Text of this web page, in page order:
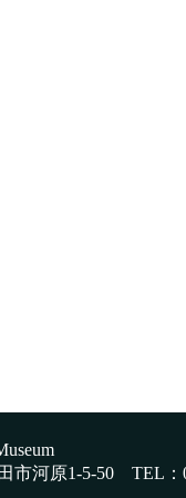
市河原1-5-50 TEL：